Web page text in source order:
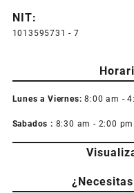
NIT:
1013595731 - 7
Lunes a Viernes: 8:00 am -
Sabados : 8:30 am - 2:00 pm